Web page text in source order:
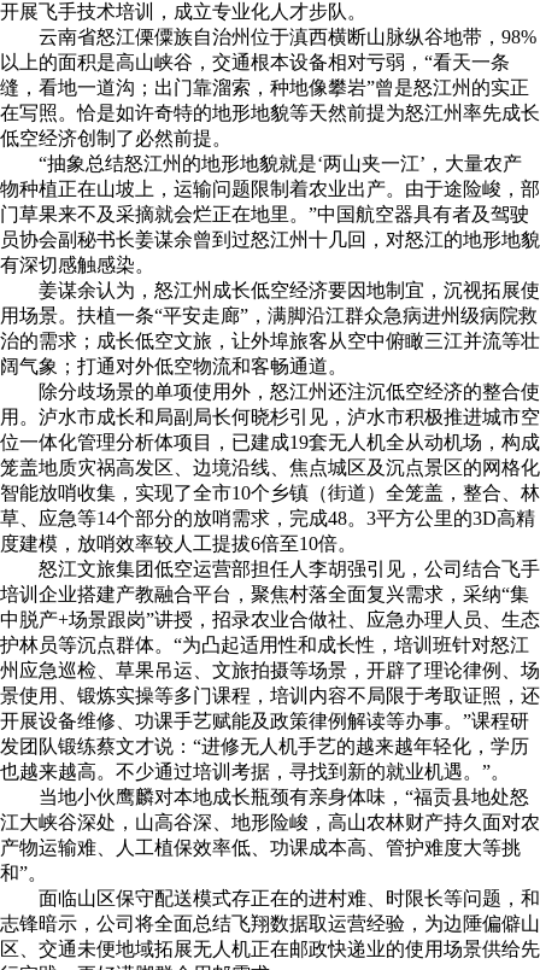
开展飞手技术培训，成立专业化人才步队。
云南省怒江傈僳族自治州位于滇西横断山脉纵谷地带，98%
以上的面积是高山峡谷，交通根本设备相对亏弱，“看天一条
缝，看地一道沟；出门靠溜索，种地像攀岩”曾是怒江州的实正
在写照。恰是如许奇特的地形地貌等天然前提为怒江州率先成长
低空经济创制了必然前提。
“抽象总结怒江州的地形地貌就是‘两山夹一江’，大量农产
物种植正在山坡上，运输问题限制着农业出产。由于途险峻，部
门草果来不及采摘就会烂正在地里。”中国航空器具有者及驾驶
员协会副秘书长姜谋余曾到过怒江州十几回，对怒江的地形地貌
有深切感触感染。
姜谋余认为，怒江州成长低空经济要因地制宜，沉视拓展使
用场景。扶植一条“平安走廊”，满脚沿江群众急病进州级病院救
治的需求；成长低空文旅，让外埠旅客从空中俯瞰三江并流等壮
阔气象；打通对外低空物流和客畅通道。
除分歧场景的单项使用外，怒江州还注沉低空经济的整合使
用。泸水市成长和局副局长何晓杉引见，泸水市积极推进城市空
位一体化管理分析体项目，已建成19套无人机全从动机场，构成
笼盖地质灾祸高发区、边境沿线、焦点城区及沉点景区的网格化
智能放哨收集，实现了全市10个乡镇（街道）全笼盖，整合、林
草、应急等14个部分的放哨需求，完成48。3平方公里的3D高精
度建模，放哨效率较人工提拔6倍至10倍。
怒江文旅集团低空运营部担任人李胡强引见，公司结合飞手
培训企业搭建产教融合平台，聚焦村落全面复兴需求，采纳“集
中脱产+场景跟岗”讲授，招录农业合做社、应急办理人员、生态
护林员等沉点群体。“为凸起适用性和成长性，培训班针对怒江
州应急巡检、草果吊运、文旅拍摄等场景，开辟了理论律例、场
景使用、锻炼实操等多门课程，培训内容不局限于考取证照，还
开展设备维修、功课手艺赋能及政策律例解读等办事。”课程研
发团队锻练蔡文才说：“进修无人机手艺的越来越年轻化，学历
也越来越高。不少通过培训考据，寻找到新的就业机遇。”。
当地小伙鹰麟对本地成长瓶颈有亲身体味，“福贡县地处怒
江大峡谷深处，山高谷深、地形险峻，高山农林财产持久面对农
产物运输难、人工植保效率低、功课成本高、管护难度大等挑
和”。
面临山区保守配送模式存正在的进村难、时限长等问题，和
志锋暗示，公司将全面总结飞翔数据取运营经验，为边陲偏僻山
区、交通未便地域拓展无人机正在邮政快递业的使用场景供给先